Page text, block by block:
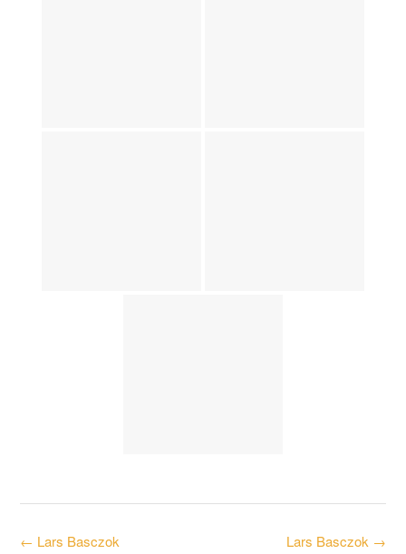
Post Lars Basczok →
← Lars Basczok